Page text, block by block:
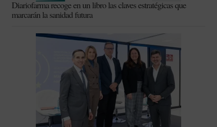
Diariofarma recoge en un libro las claves estratégicas que
marcarán la sanidad futura